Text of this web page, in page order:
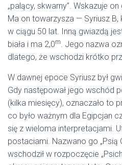
„palący, skwarny”. Wskazuje
Ma on towarzysza — Syriusz
w ciągu 50 lat. Inną gwiazdą
biała i ma 2,0m. Jego nazwa
dlatego, że wschodzi krótko
W dawnej epoce Syriusz był
Gdy następował jego wschód
(kilka miesięcy), oznaczało to
co było ważnym dla Egipcjan
się z wieloma interpretacjami.
postaciami. Nazwano go „Psią
wschodził w rozpoczęcie